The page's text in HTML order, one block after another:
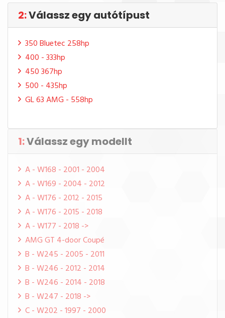
1:Válassz egy modellt
A - W168 - 2001 - 2004
A - W169 - 2004 - 2012
A - W176 - 2012 - 2015
A - W176 - 2015 - 2018
A - W177 - 2018 ->
AMG GT 4-door Coupé
B - W245 - 2005 - 2011
B - W246 - 2012 - 2014
B - W246 - 2014 - 2018
B - W247 - 2018 ->
C - W202 - 1997 - 2000
2:Válassz egy autótípust
350 Bluetec 258hp
400 - 333hp
450 367hp
500 - 435hp
GL 63 AMG - 558hp